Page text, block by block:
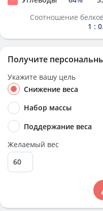
Соотношение
1 :
Получите
Укажите вашу цель
Снижение веса
Набор массы
Поддержание веса
Желаемый вес